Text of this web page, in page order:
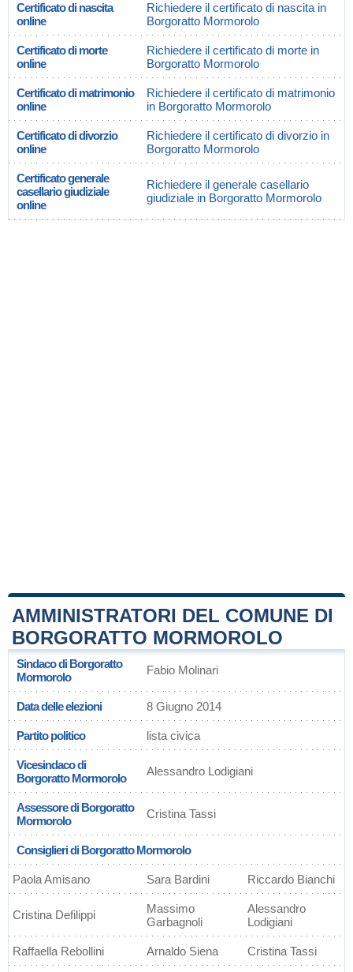
Certificato di nascita
online
Richiedere il certificato di nascita in
Borgoratto Mormorolo
Certificato di morte
online
Richiedere il certificato di morte in
Borgoratto Mormorolo
Certificato di matrimonio
online
Richiedere il certificato di matrimonio
in Borgoratto Mormorolo
Certificato di divorzio
online
Richiedere il certificato di divorzio in
Borgoratto Mormorolo
Certificato generale
casellario giudiziale
online
Richiedere il generale casellario
giudiziale in Borgoratto Mormorolo
AMMINISTRATORI DEL COMUNE DI
BORGORATTO MORMOROLO
Sindaco di Borgoratto
Mormorolo
Fabio Molinari
Data delle elezioni 8 Giugno 2014
Partito politico lista civica
Vicesindaco di
Borgoratto Mormorolo
Alessandro Lodigiani
Assessore di Borgoratto
Mormorolo
Cristina Tassi
Consiglieri di Borgoratto Mormorolo
Paola Amisano Sara Bardini Riccardo Bianchi
Cristina Defilippi
Massimo
Garbagnoli
Alessandro
Lodigiani
Raffaella Rebollini Arnaldo Siena Cristina Tassi